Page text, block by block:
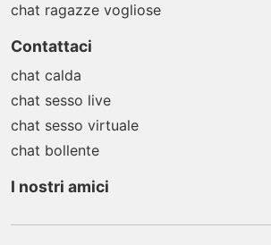
chat ragazze vogliose
Contattaci
chat calda
chat sesso live
chat sesso virtuale
chat bollente
I nostri amici